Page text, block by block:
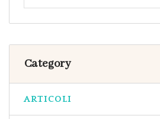
Category
ARTICOLI